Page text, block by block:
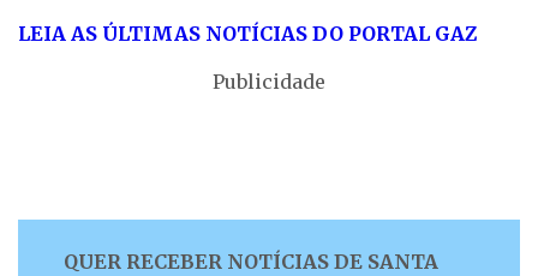
LEIA AS ÚLTIMAS NOTÍCIAS DO PORTAL GAZ
Publicidade
QUER RECEBER NOTÍCIAS DE SANTA